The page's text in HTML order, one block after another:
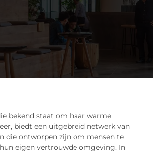
bekend staat om haar warme
biedt een uitgebreid netwerk van
die ontworpen zijn om mensen te
eigen vertrouwde omgeving. In